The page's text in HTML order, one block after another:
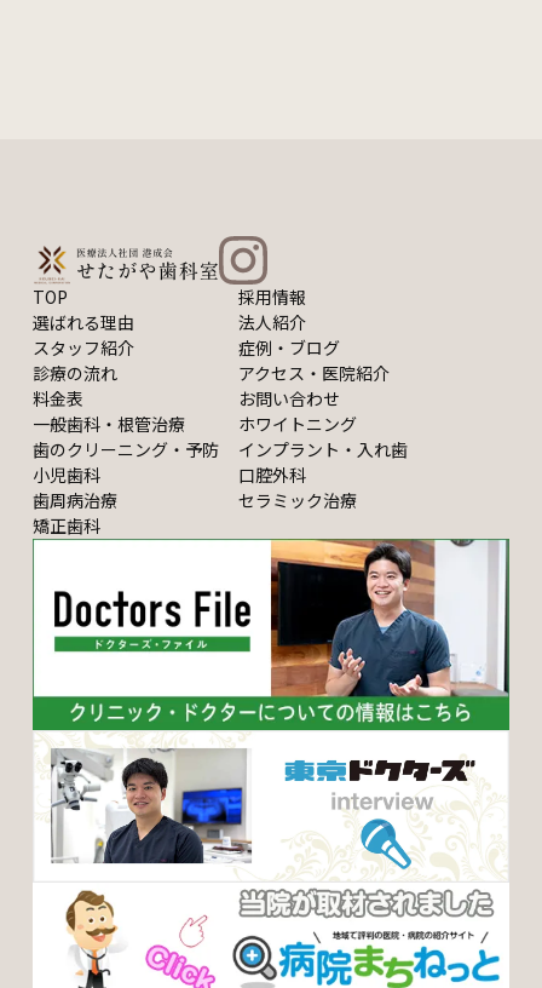
TOP
採用情報
選ばれる理由
法人紹介
スタッフ紹介
症例・ブログ
診療の流れ
アクセス・医院紹介
料金表
お問い合わせ
一般歯科・根管治療
ホワイトニング
歯のクリーニング・予防
インプラント・入れ歯
小児歯科
口腔外科
歯周病治療
セラミック治療
矯正歯科